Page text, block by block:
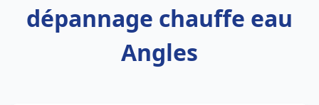
dépannage chauffe eau
Angles